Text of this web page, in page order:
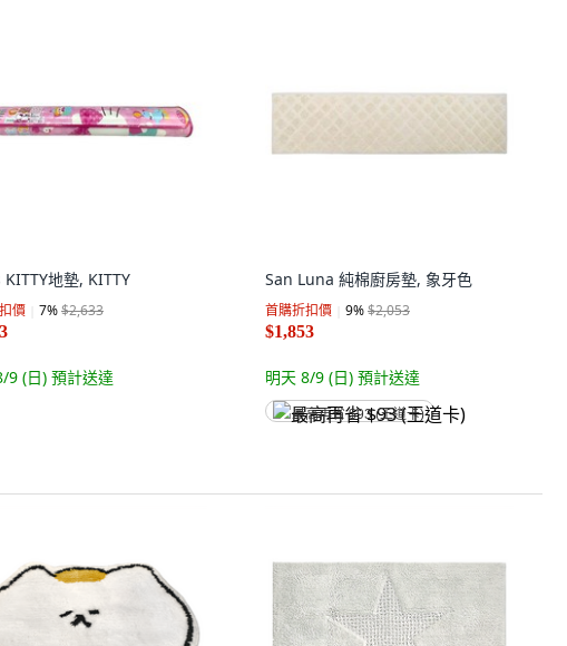
KITTY地墊, KITTY
價 7%$2,633
9 (日) 預計送達
San Luna 純棉廚房墊, 象牙色
首購折扣價 9%$2,053
$1,853
明天 8/9 (日) 預計送達
最高再省 $93 (王道卡)